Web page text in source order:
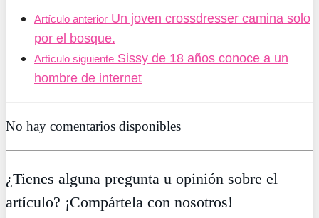
Artículo anterior Un joven crossdresser camina solo
por el bosque.
Artículo siguiente Sissy de 18 años conoce a un
hombre de internet
No hay comentarios disponibles
¿Tienes alguna pregunta u opinión sobre el
artículo? ¡Compártela con nosotros!